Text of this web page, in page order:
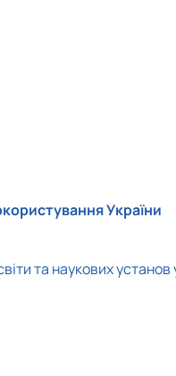
України
та наукових